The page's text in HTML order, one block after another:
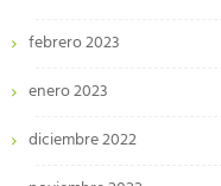
febrero 2023
enero 2023
diciembre 2022